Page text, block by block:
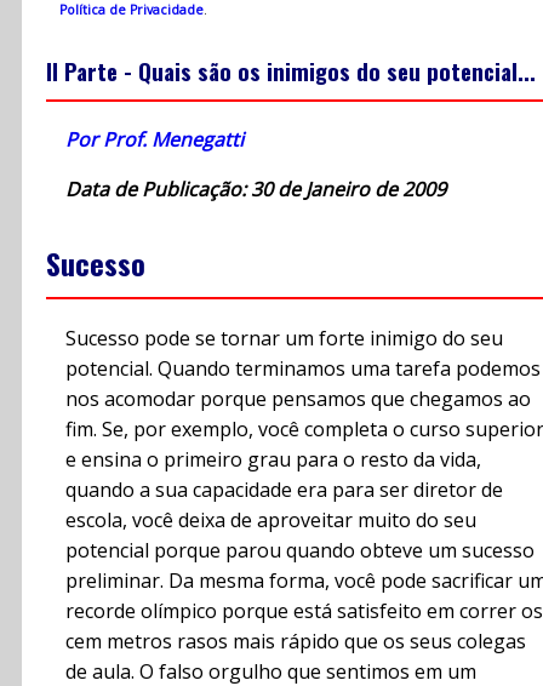
Política de Privacidade.
II Parte - Quais são os inimigos do seu potencial...
Por Prof. Menegatti
Data de Publicação: 30 de Janeiro de 2009
Sucesso
Sucesso pode se tornar um forte inimigo do seu
potencial. Quando terminamos uma tarefa podemos
nos acomodar porque pensamos que chegamos ao
fim. Se, por exemplo, você completa o curso superior
e ensina o primeiro grau para o resto da vida,
quando a sua capacidade era para ser diretor de
escola, você deixa de aproveitar muito do seu
potencial porque parou quando obteve um sucesso
preliminar. Da mesma forma, você pode sacrificar
recorde olímpico porque está satisfeito em correr os
cem metros rasos mais rápido que os seus colegas
de aula. O falso orgulho que sentimos em um